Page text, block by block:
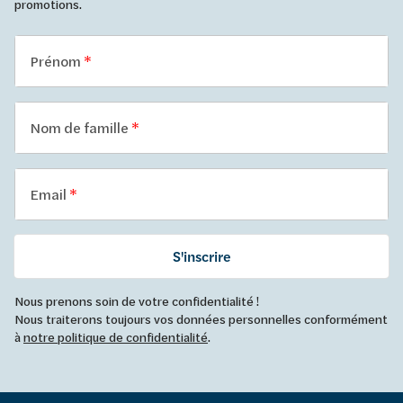
promotions.
Prénom
Nom de famille
Email
S'inscrire
Nous prenons soin de votre confidentialité !
Nous traiterons toujours vos données personnelles conformément
ànotre politique de confidentialité.